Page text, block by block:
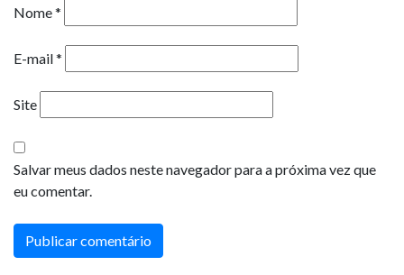
Nome*
E-mail*
Site
Salvar meus dados neste navegador para a próxima vez que
eu comentar.